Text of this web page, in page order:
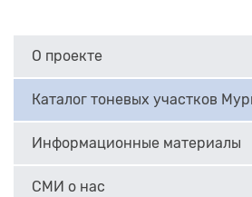
О проекте
Каталог тоневых участков
Информационные материалы
СМИ о нас